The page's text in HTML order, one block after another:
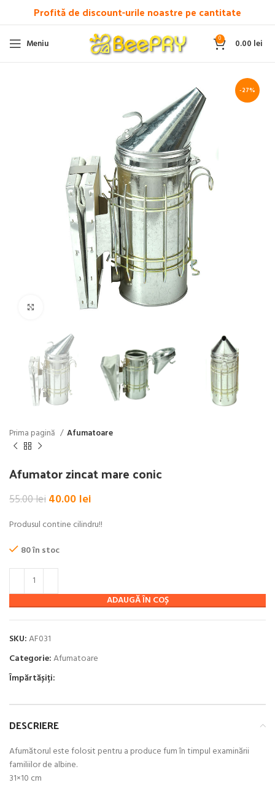
Profită de discount-urile noastre pe cantitate
Meniu 0 0.00 lei
-27%
Click pentru a mări
Prima pagină Afumatoare
Afumator zincat mare conic
55.00leiPrețul
a
55.00 lei.
40.00 lei
este:
Produsul contine cilindru!!
80 în stoc
ADAUGĂ ÎN COȘ
SKU:AF031
Categorie:Afumatoare
Împărtășiți:
DESCRIERE
Afumătorul este folosit pentru a produce fum în timpul examinării
familiilor de albine.
31×10 cm